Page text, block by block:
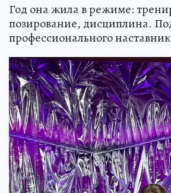
Год она жила в режиме:
позирование, дисциплина.
профессионального